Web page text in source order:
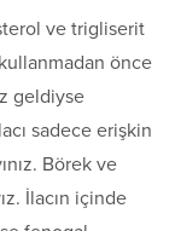
ve trigliserit
önce
geldiyse
sadece erişkin
Börek ve
İlacın içinde